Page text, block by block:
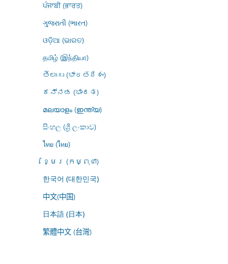
ਪੰਜਾਬੀ (ਭਾਰਤ)
ગુજરાતી (ભારત)
ଓଡ଼ିଆ (ଭାରତ)
தமிழ் (இந்தியா)
తెలుగు (భారతదేశం)
ಕನ್ನಡ (ಭಾರತ)
മലയാളം (ഇന്ത്യ)
සිංහල (ශ්‍රී ලංකාව)
ไทย (ไทย)
ខ្មែរ (កម្ពុជា)
한국어 (대한민국)
中文(中国)
日本語 (日本)
繁體中文 (台灣)